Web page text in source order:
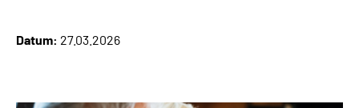
Datum: 27.03.2026